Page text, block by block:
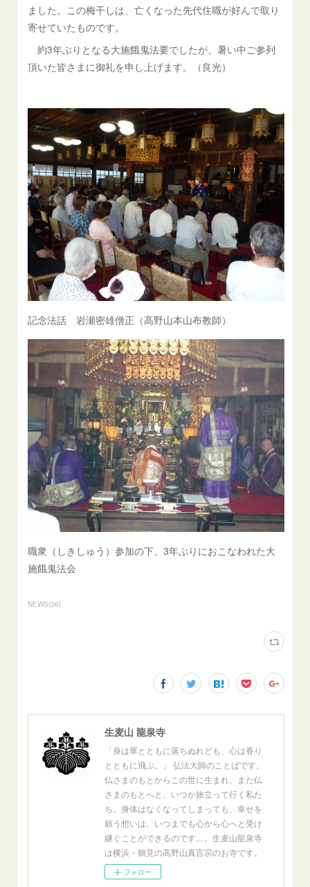
ました。この梅干しは、亡くなった先代住職が好んで取り
寄せていたものです。
約3年ぶりとなる大施餓鬼法要でしたが、暑い中ご参列
頂いた皆さまに御礼を申し上げます。（良光）
記念法話 岩瀬密雄僧正（高野山本山布教師）
職衆（しきしゅう）参加の下、3年ぶりにおこなわれた大
施餓鬼法会
NEWS(36)
生麦山 龍泉寺
「身は華とともに落ちぬれども、心は香り
とともに飛ぶ。」 弘法大師のことばです。
仏さまのもとからこの世に生まれ、また仏
さまのもとへと、いつか旅立って行く私た
ち。身体はなくなってしまっても、幸せを
願う想いは、いつまでも心から心へと受け
継ぐことができるのです…。生麦山龍泉寺
は横浜・鶴見の高野山真言宗のお寺です。
フォロー